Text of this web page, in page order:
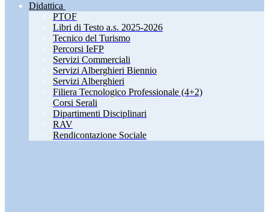
Didattica
PTOF
Libri di Testo a.s. 2025-2026
Tecnico del Turismo
Percorsi IeFP
Servizi Commerciali
Servizi Alberghieri Biennio
Servizi Alberghieri
Filiera Tecnologico Professionale (4+2)
Corsi Serali
Dipartimenti Disciplinari
RAV
Rendicontazione Sociale